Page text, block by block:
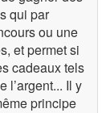
qui par
ou une
et permet si
cadeaux tels
l’argent... Il y
principe